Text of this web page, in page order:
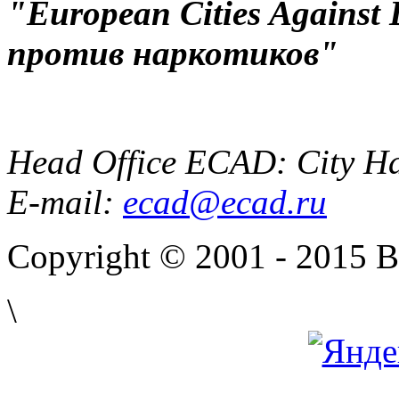
"European Cities Against
против наркотиков"
Head Office ECAD: City
E-mail: ecad@ecad.ru
Copyright © 2001 - 2015
\